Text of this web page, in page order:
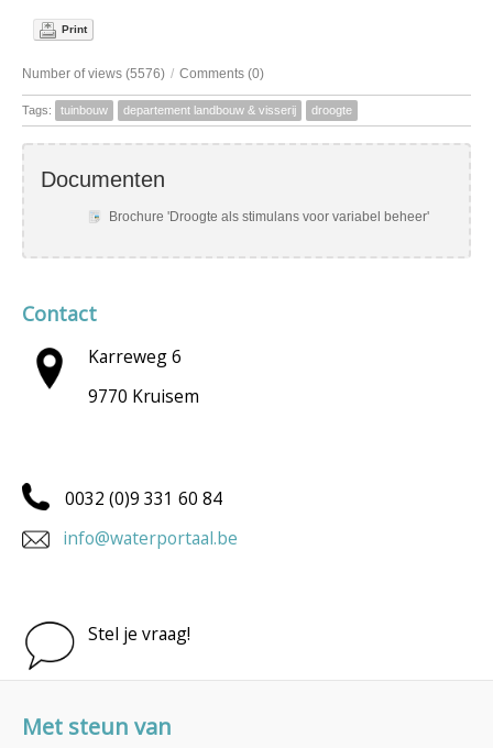
Print
Number of views (5576) / Comments (0)
Tags: tuinbouw departement landbouw & visserij droogte
Documenten
Brochure 'Droogte als stimulans voor variabel beheer'
Contact
Karreweg 6
9770 Kruisem
0032 (0)9 331 60 84
info@waterportaal.be
Stel je vraag!
Met steun van